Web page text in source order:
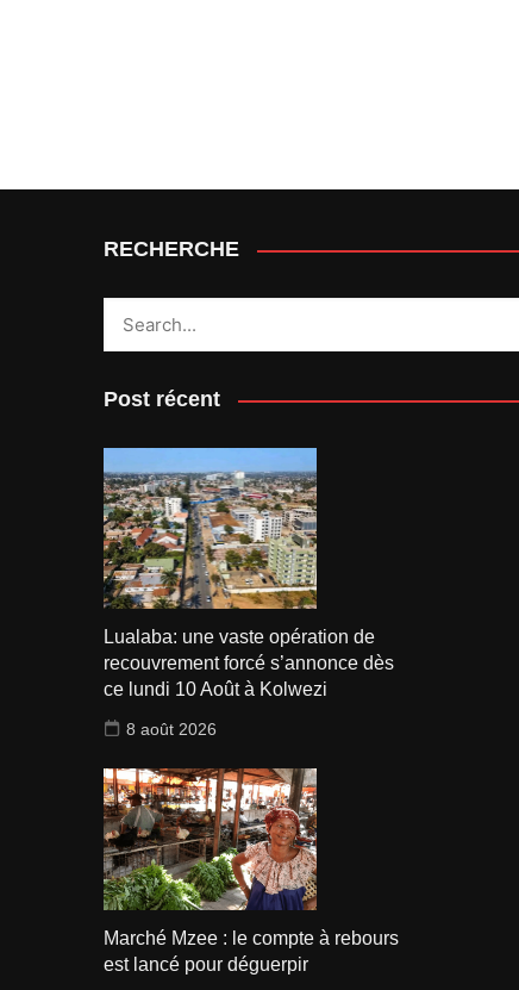
RECHERCHE
Post récent
Lualaba: une vaste opération de
recouvrement forcé s’annonce dès
ce lundi 10 Août à Kolwezi
8 août 2026
Marché Mzee : le compte à rebours
est lancé pour déguerpir